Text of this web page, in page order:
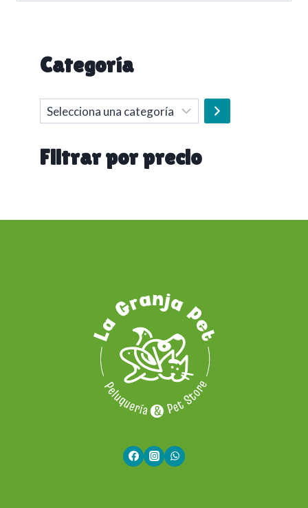
Categoría
Selecciona
una
Filtrar por precio